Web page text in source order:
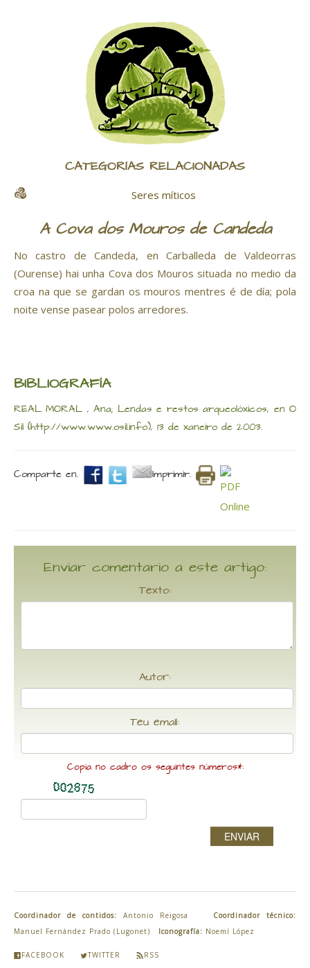
CATEGORÍAS RELACIONADAS
Seres míticos
A Cova dos Mouros de Candeda
No castro de Candeda, en Carballeda de Valdeorras
(Ourense) hai unha Cova dos Mouros situada no medio da
croa na que se gardan os mouros mentres é de día; pola
noite vense pasear polos arredores.
BIBLIOGRAFÍA
REAL MORAL , Ana; Lendas e restos arqueolóxicos, en O
Sil (http://www.www.osil.info), 13 de xaneiro de 2003.
Comparte en. Imprimir.
Enviar comentario a este artigo:
Texto:
Autor:
Teu email:
Copia no cadro os seguintes números*:
ENVIAR
Coordinador de contidos: Antonio Reigosa Coordinador técnico:
Manuel Fernández Prado (Lugonet) Iconografía: Noemí López
FACEBOOK TWITTER RSS